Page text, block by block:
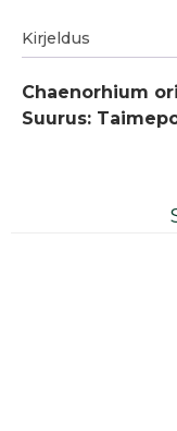
Kirjeldus
Chaenorhium
Suurus: